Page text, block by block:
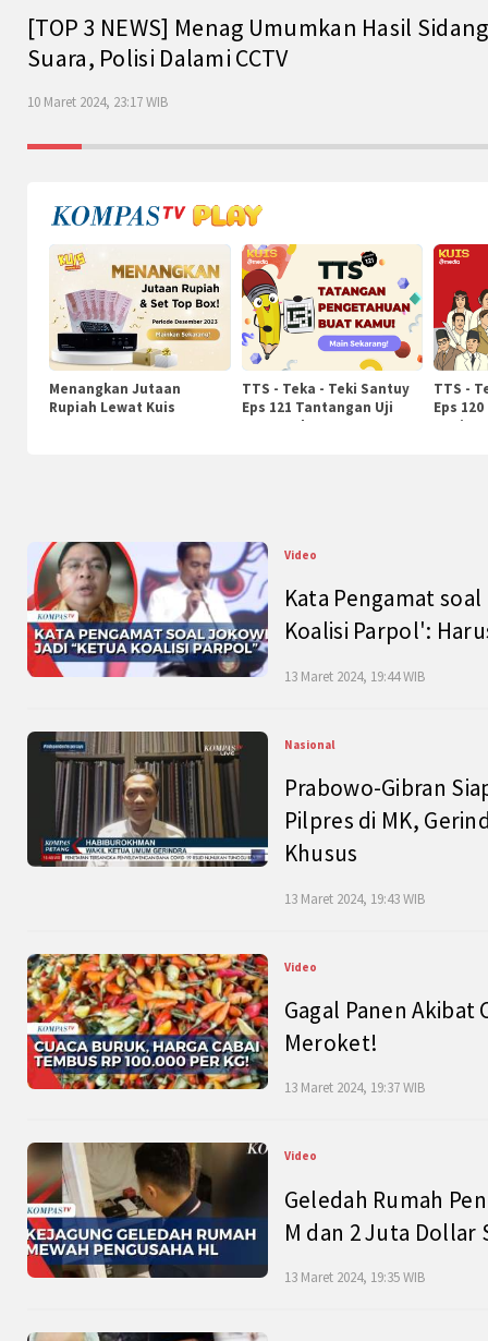
[TOP 3 NEWS] Menag Umumkan Hasil
Suara, Polisi Dalami CCTV
10 Maret 2024, 23:17 WIB
Menangkan Jutaan
Rupiah Lewat Kuis
TTS - Teka - Teki Santuy
Eps 121 Tantangan Uji
Pengetahuan
TTS -
Eps
Video
Kata Pengamat
Koalisi Parpol':
13 Maret 2024, 19:44 WIB
Nasional
Prabowo-Gibran
Pilpres di MK,
Khusus
13 Maret 2024, 19:43 WIB
Video
Gagal Panen Akibat
Meroket!
13 Maret 2024, 19:37 WIB
Video
Geledah Rumah
M dan 2 Juta Dollar
13 Maret 2024, 19:35 WIB